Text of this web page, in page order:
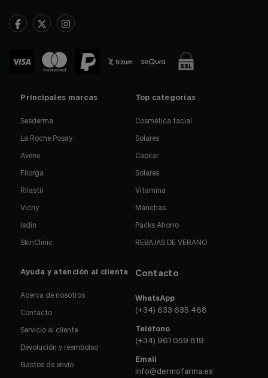
Principales marcas
Sesderma
La Roche Posay
Avene
Filorga
Rilastil
Vichy
Isdin
SkinClinic
Top categorías
Cosmética facial
Solares
Capilar
Solares
Vitamina
Manchas
Packs Ahorro
REBAJAS DE VERANO
Ayuda y atención al cliente
Acerca de nosotros
Contacto
Servicio al cliente
Devolución y reembolso
Gastos de envío
Contacto
WhatsApp
(+34) 633 635 468
Teléfono
(+34) 961 059 819
Email
info@dermofarma.es